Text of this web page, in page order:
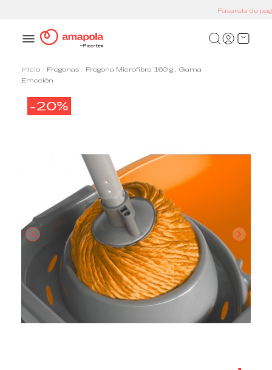
Inicio Fregonas
Fregona Microfibra 160 g., Gama
Emoción
-20%